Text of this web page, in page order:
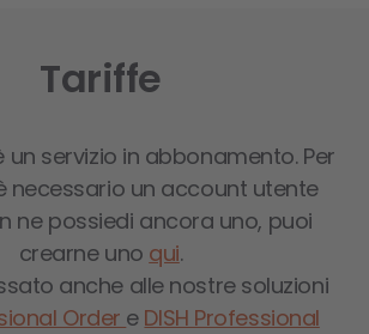
Tariffe
un servizio in abbonamento. Per
necessario un account utente
ne possiedi ancora uno, puoi
crearne uno qui.
anche alle nostre soluzioni
Order e DISH Professional